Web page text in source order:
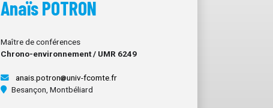
Anaïs POTRON
Maître de conférences
Chrono-environnement / UMR 6249
anais.potron
univ-fcomte.fr
Besançon, Montbéliard